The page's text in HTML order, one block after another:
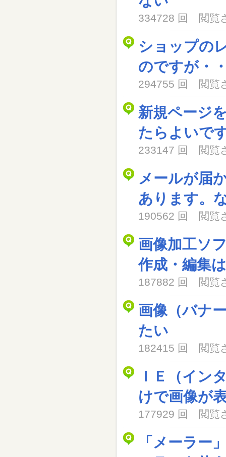
334728 回 閲覧
ショップの
のですが・
294755 回 閲覧
新規ページ
たらよいで
233147 回 閲覧
メールが届
あります。
190562 回 閲覧
画像加工ソ
作成・編集
187882 回 閲覧
画像（バナ
たい
182415 回 閲覧
ＩＥ（イン
けで画像が
177929 回 閲覧
「メーラー